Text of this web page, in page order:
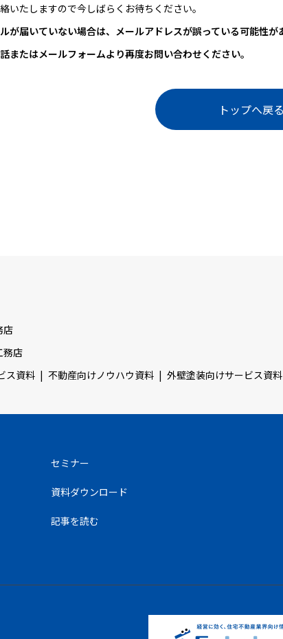
いたしますので今しばらくお待ちください。
が届いていない場合は、メールアドレスが誤っている可能性が
またはメールフォームより再度お問い合わせください。
トップへ戻る
店
務店
ス資料 不動産向けノウハウ資料 外壁塗装向けサービス資料
セミナー
資料ダウンロード
記事を読む